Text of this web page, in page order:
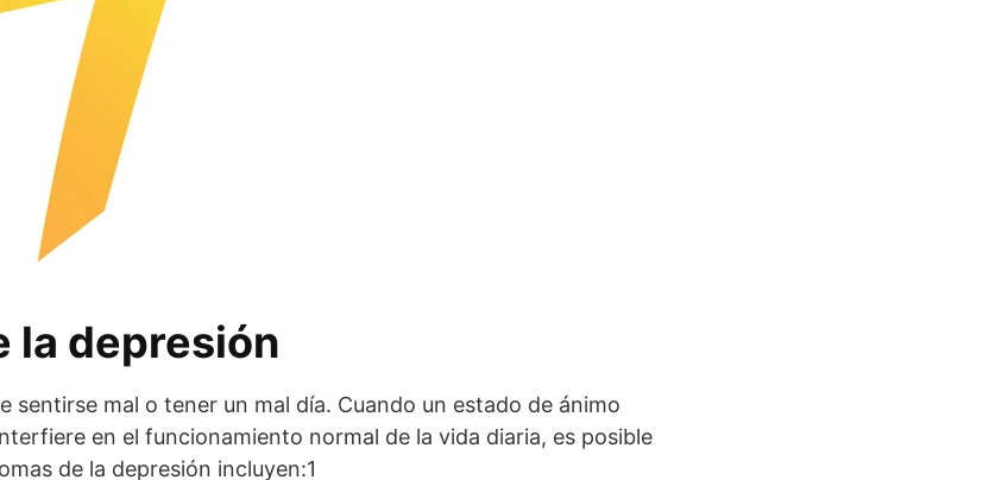
la depresión
sentirse mal o tener un mal día. Cuando un estado de ánimo
en el funcionamiento normal de la vida diaria, es posible
de la depresión incluyen:1